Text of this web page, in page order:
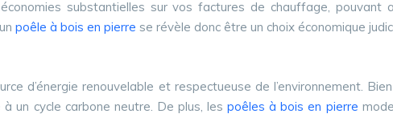
substantielles sur vos factures de chauffage, pouvant
poêle à bois en pierre se révèle donc être un choix économique
d’énergie renouvelable et respectueuse de l’environnement.
un cycle carbone neutre. De plus, lespoêles à bois en pierre